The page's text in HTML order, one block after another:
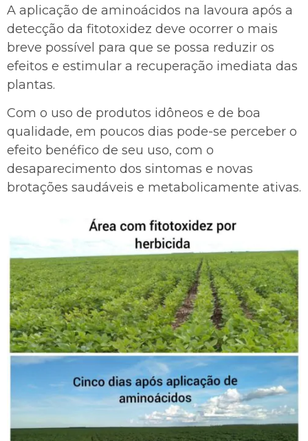
A aplicação de aminoácidos na lavoura após a
detecção da fitotoxidez deve ocorrer o mais
breve possível para que se possa reduzir os
efeitos e estimular a recuperação imediata das
plantas.
Com o uso de produtos idôneos e de boa
qualidade, em poucos dias pode-se perceber o
efeito benéfico de seu uso, com o
desaparecimento dos sintomas e novas
brotações saudáveis e metabolicamente ativas.